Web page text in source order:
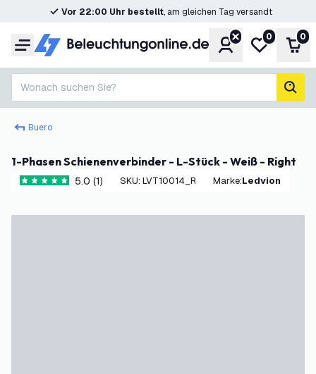
Vor 22:00 Uhr bestellt, am gleichen Tag versandt
Menü KontoMeine
0 0
Wonach suchen Sie?
Buero
1-Phasen Schienenverbinder - L-Stück - Weiß - Right
5 Bewertungssterne
5.0 (1) SKU: LVT10014_R Marke: Ledvion